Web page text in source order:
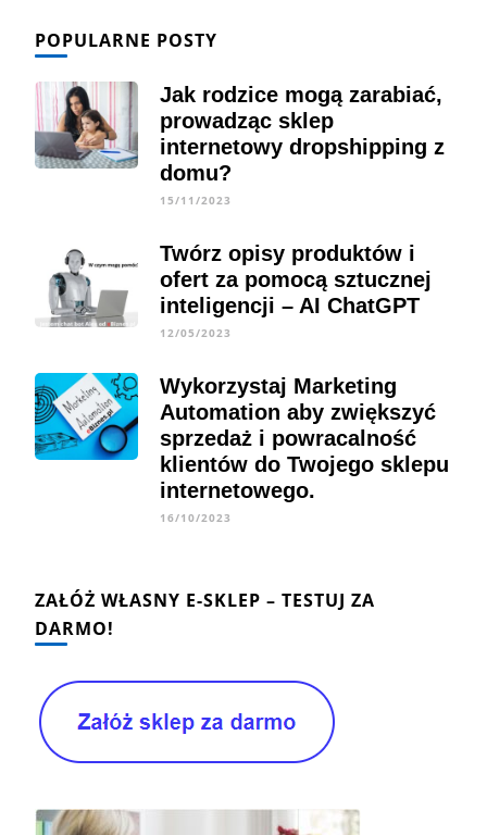
POPULARNE POSTY
Jak rodzice mogą zarabiać,
prowadząc sklep
internetowy dropshipping z
domu?
15/11/2023
Twórz opisy produktów i
ofert za pomocą sztucznej
inteligencji – AI ChatGPT
12/05/2023
Wykorzystaj Marketing
Automation aby zwiększyć
sprzedaż i powracalność
klientów do Twojego sklepu
internetowego.
16/10/2023
ZAŁÓŻ WŁASNY E-SKLEP – TESTUJ ZA
DARMO!